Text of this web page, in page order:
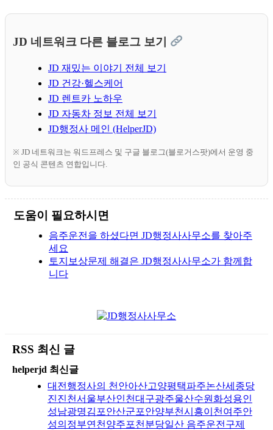
JD 네트워크 다른 블로그 보기
JD 재밌는 이야기 전체 보기
JD 건강·헬스케어
JD 렌트카 노하우
JD 자동차 정보 전체 보기
JD행정사 메인 (HelperJD)
※ JD 네트워크는 워드프레스 및 구글 블로그(블로거스팟)에서 운영 중
인 공식 콘텐츠 연합입니다.
도움이 필요하시면
음주운전을 하셨다면 JD행정사사무소를 찾아주
세요
토지보상문제 해결은 JD행정사사무소가 함께합
니다
RSS 최신 글
helperjd 최신글
대전행정사의 천안아산고양평택파주논산세종당
진진천서울부산인천대구광주울산수원화성용인
성남광명김포안산군포안양부천시흥이천여주안
성의정부연천양주포천분당일산 음주운전구제